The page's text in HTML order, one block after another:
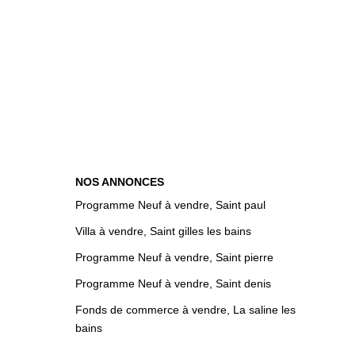
NOS ANNONCES
Programme Neuf à vendre, Saint paul
Villa à vendre, Saint gilles les bains
Programme Neuf à vendre, Saint pierre
Programme Neuf à vendre, Saint denis
Fonds de commerce à vendre, La saline les
bains